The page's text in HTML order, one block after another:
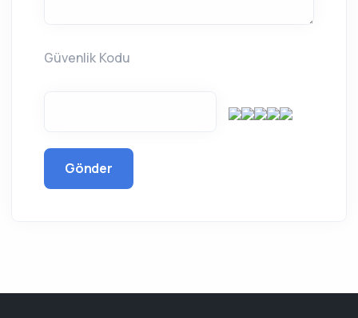
Güvenlik Kodu
Gönder